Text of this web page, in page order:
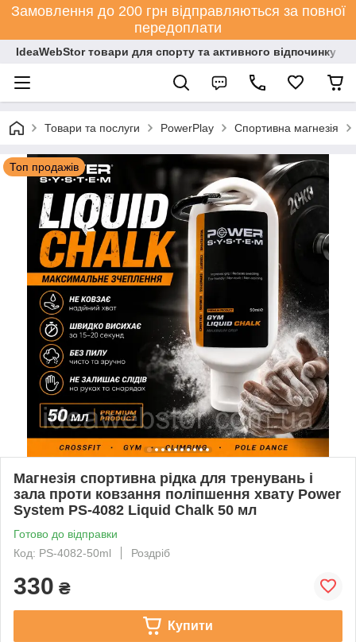
Замовлення до 200 грн відправляються за повної
передоплати
IdeaWebStor товари для спорту та активного відпочинку
Товари та послуги PowerPlay Спортивна магнезія
Топ продажів
Магнезія спортивна рідка для тренувань і
зала проти ковзання поліпшення хвату Power
System PS-4082 Liquid Chalk 50 мл
Готово до відправки
Код: PS-4082-50ml
Роздріб
330 ₴
Купити